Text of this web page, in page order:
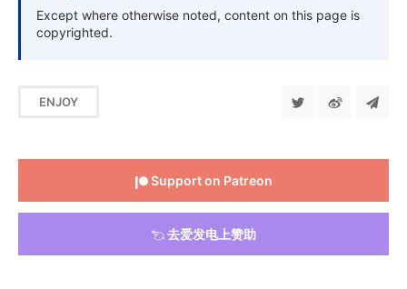
Except where otherwise noted, content on this page is
copyrighted.
ENJOY
Support on Patreon
去爱发电上赞助